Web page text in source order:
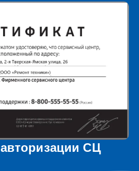
СЦ